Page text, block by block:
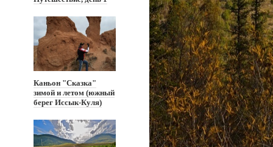
Каньон "Сказка"
зимой и летом (южный
берег Иссык-Куля)